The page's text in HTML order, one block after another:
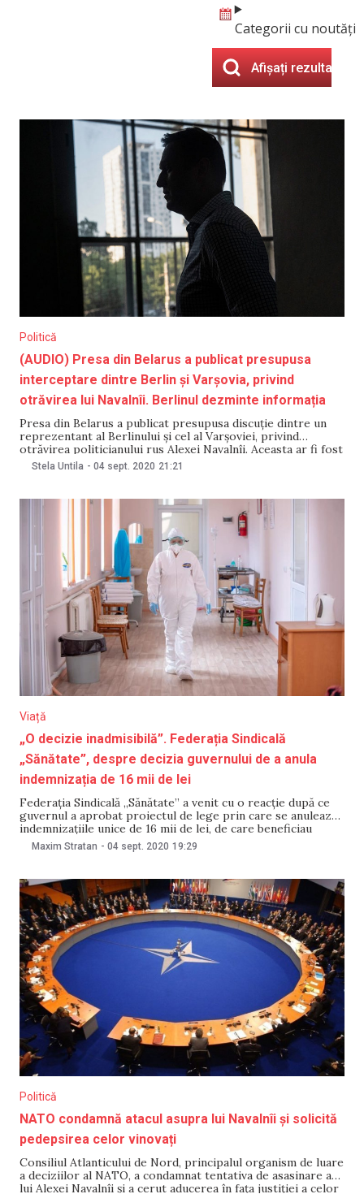
Categorii cu noutăți
Afișați rezultatele
Politică
(AUDIO) Presa din Belarus a publicat presupusa
interceptare dintre Berlin și Varșovia, privind
otrăvirea lui Navalnîi. Berlinul dezminte informația
Presa din Belarus a publicat presupusa discuție dintre un
reprezentant al Berlinului și cel al Varșoviei, privind
otrăvirea politicianului rus Alexei Navalnîi. Aceasta ar fi fost
interceptată de serviciile secrete de la Minsk, scrie agenția
de presă Belta. Înregistrarea a fost dublată în rusă. NM
Stela Untila - 04 sept. 2020 21:21
Viață
„O decizie inadmisibilă”. Federația Sindicală
„Sănătate”, despre decizia guvernului de a anula
indemnizația de 16 mii de lei
Federația Sindicală „Sănătate” a venit cu o reacție după ce
guvernul a aprobat proiectul de lege prin care se anulează
indemnizațiile unice de 16 mii de lei, de care beneficiau
lucrătorii medicali infectați cu virusul COVID-19. „Ținând
cont de faptul că suntem în plină pandemie, iar numărul
Maxim Stratan - 04 sept. 2020 19:29
Politică
NATO condamnă atacul asupra lui Navalnîi și solicită
pedepsirea celor vinovați
Consiliul Atlanticului de Nord, principalul organism de luare
a deciziilor al NATO, a condamnat tentativa de asasinare a
lui Alexei Navalnîi şi a cerut aducerea în faţa justiţiei a celor